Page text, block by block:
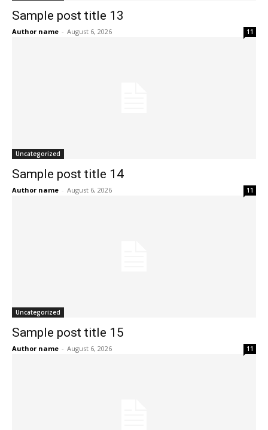
Sample post title 13
Author name - August 6, 2026 11
Uncategorized
Sample post title 14
Author name - August 6, 2026 11
Uncategorized
Sample post title 15
Author name - August 6, 2026 11